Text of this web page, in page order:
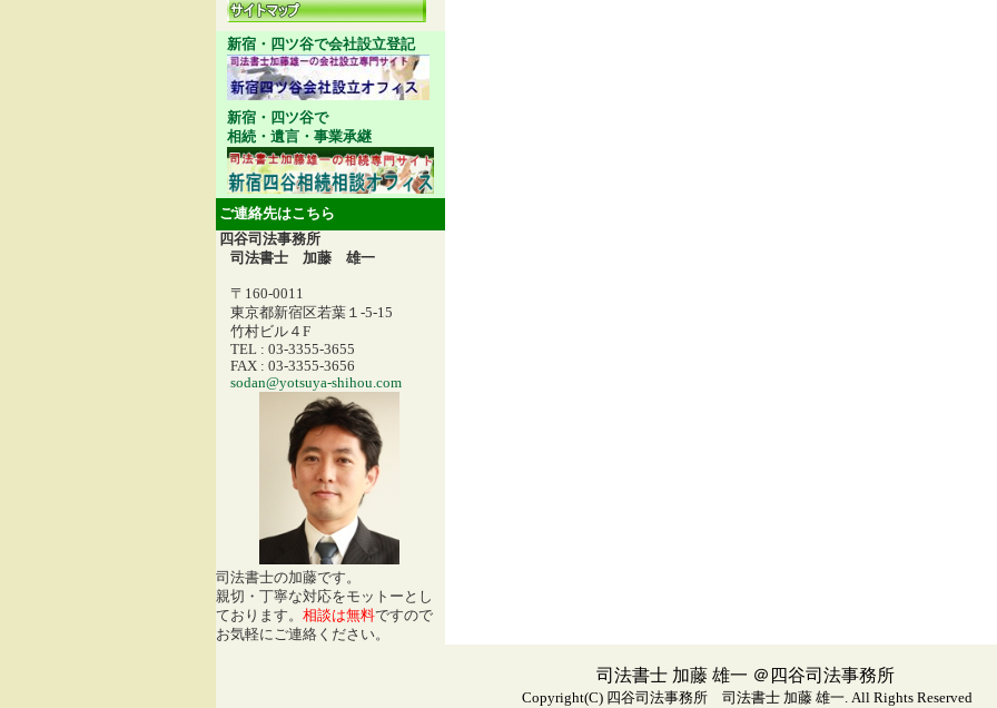
新宿・四ツ谷で会社設立登記
新宿・四ツ谷で
相続・遺言・事業承継
ご連絡先はこちら
四谷司法事務所
司法書士 加藤 雄一
〒160-0011
東京都新宿区若葉１-5-15
竹村ビル４F
TEL : 03-3355-3655
FAX : 03-3355-3656
sodan@yotsuya-shihou.com
司法書士の加藤です。
親切・丁寧な対応をモットーとし
ております。 相談は無料ですので
お気軽にご連絡ください。
司法書士 加藤 雄一 ＠四谷司法事務所
Copyright(C) 四谷司法事務所 司法書士 加藤 雄一. All Rights Reserved